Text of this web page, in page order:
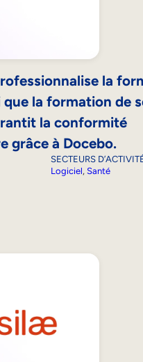
la
la formation de
la conformité
grâce à Docebo.
SECTEURS
Logiciel, Santé